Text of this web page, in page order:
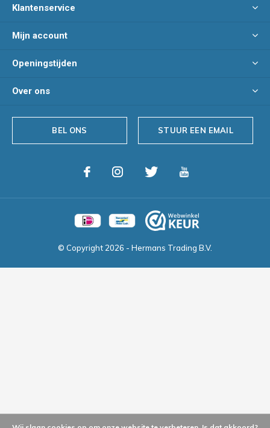
Klantenservice
Mijn account
Openingstijden
Over ons
BEL ONS STUUR EEN EMAIL
© Copyright 2026 - Hermans Trading B.V.